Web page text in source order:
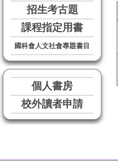
招生考古題
課程指定用書
國科會人文社會專題書目
個人書房
校外讀者申請